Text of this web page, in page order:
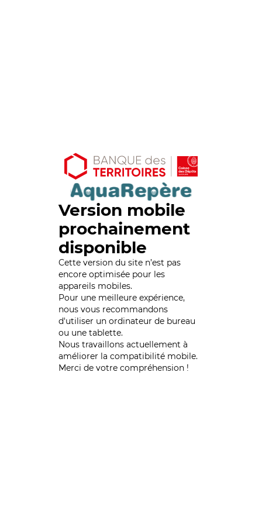
Version mobile
prochainement
disponible
Cette version du site n’est pas
encore optimisée pour les
appareils mobiles.
Pour une meilleure expérience,
nous vous recommandons
d'utiliser un ordinateur de bureau
ou une tablette.
Nous travaillons actuellement à
améliorer la compatibilité mobile.
Merci de votre compréhension !